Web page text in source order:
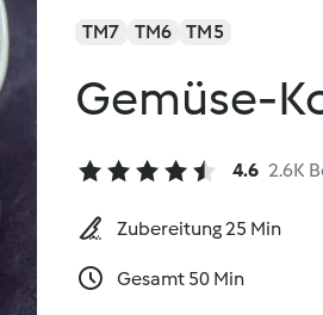
TM7 TM6 TM5
Gemüse-
4.6 2.6K
Zubereitung 25 Min
Gesamt 50 Min